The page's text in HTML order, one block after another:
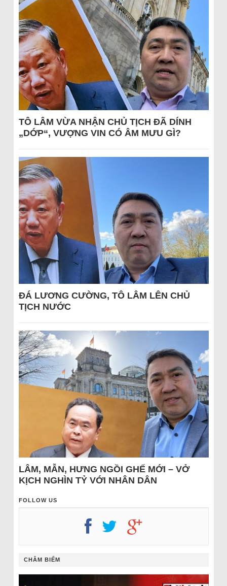
TÔ LÂM VỪA NHẬN CHỦ TỊCH ĐÃ DÍNH
„DỚP“, VƯỢNG VIN CÓ ÂM MƯU GÌ?
ĐÁ LƯƠNG CƯỜNG, TÔ LÂM LÊN CHỦ
TỊCH NƯỚC
LÂM, MẪN, HƯNG NGỒI GHẾ MỚI – VỞ
KỊCH NGHÌN TỶ VỚI NHÂN DÂN
FOLLOW US
CHÂM BIẾM